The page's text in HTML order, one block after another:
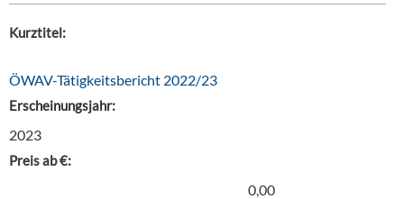
Kurztitel:
ÖWAV-Tätigkeitsbericht 2022/23
Erscheinungsjahr:
2023
Preis ab €:
0,00